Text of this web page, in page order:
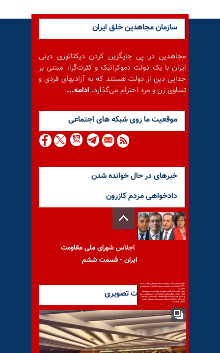
سازمان مجاهدین خلق ایران
مجاهدین در پی جایگزین کردن دیکتاتوری دینی
ایران با یک دولت دموکراتیک و کثرت‌گرا، مبتنی بر
جدایی دین از دولت هستند که به آزادیهای فردی و
تساوی زن و مرد احترام می‌گذارد. ادامه...
موقعيت ما روى شبكه هاى اجتماعى
خبرهای در حال خوانده شدن
دادخواهی مردم کازرون
اجلاس شورای ملی مقاومت
ایران - قسمت ششم
تلویزیون خبری LCI در فرانسه:
جانشینی مجتبی خامنه‌ای به جای
پدرش
آخرین گزارشات تصویری